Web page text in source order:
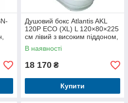
Душовий бокс Atlantis AKL
120P ECO (XL) L 120×80×225
см лівий з високим піддоном,
тропічним душем, матовим
склом
В наявності
18 170 ₴
Купити